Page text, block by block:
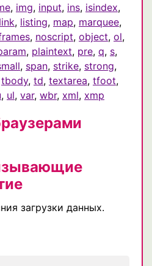
, img, input, ins, isindex,
link, listing, map, marquee,
, noscript, object, ol,
, plaintext, pre, q, s,
, span, strike, strong,
tbody, td, textarea, tfoot,
, ul, var, wbr, xml, xmp
загрузки данных.